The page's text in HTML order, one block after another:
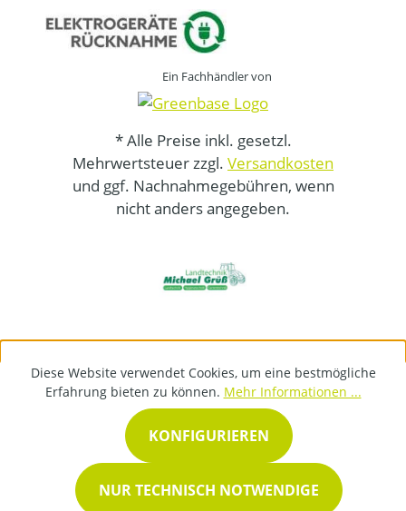
Ein Fachhändler von
* Alle Preise inkl. gesetzl.
Mehrwertsteuer zzgl. Versandkosten
und ggf. Nachnahmegebühren, wenn
nicht anders angegeben.
Diese Website verwendet Cookies, um eine bestmögliche
Erfahrung bieten zu können. Mehr Informationen ...
NUR TECHNISCH NOTWENDIGE
KONFIGURIEREN